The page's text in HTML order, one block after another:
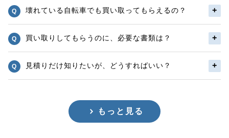
壊れている自転車でも買い取ってもらえるの？
買い取りしてもらうのに、必要な書類は？
見積りだけ知りたいが、どうすればいい？
もっと見る